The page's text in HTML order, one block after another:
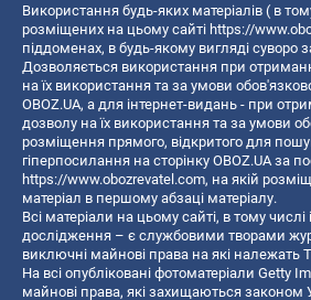
Використання будь-яких матеріалів ( в
розміщених на цьому сайті https://
піддоменах, в будь-якому вигляді суворо
Дозволяється використання при
на їх використання та за умови
OBOZ.UA, а для інтернет-видань - при
дозволу на їх використання та за умови
розміщення прямого, відкритого для
гіперпосилання на сторінку OBOZ.UA за
https://www.obozrevatel.com, на якій
матеріал в першому абзаці матеріалу.
Всі матеріали на цьому сайті, в тому числі
дослідження – є службовими творами
виключні майнові права на які належать
На всі опубліковані фотоматеріали Getty
майнові права, які захищаються законом